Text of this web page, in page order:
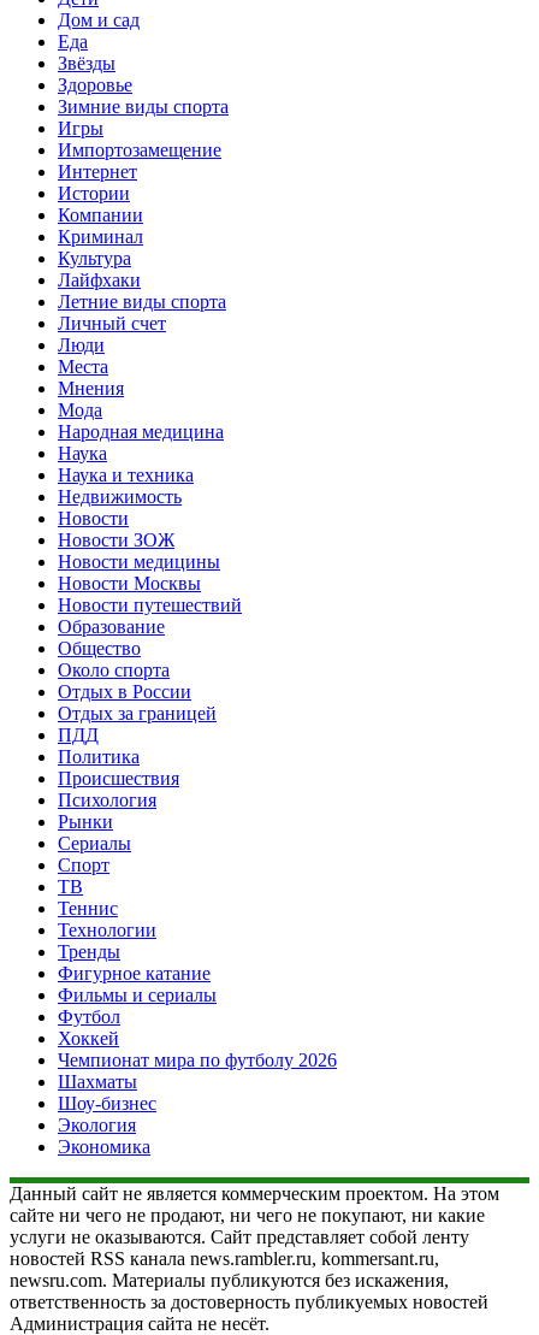
Дом и сад
Еда
Звёзды
Здоровье
Зимние виды спорта
Игры
Импортозамещение
Интернет
Истории
Компании
Криминал
Культура
Лайфхаки
Летние виды спорта
Личный счет
Люди
Места
Мнения
Мода
Народная медицина
Наука
Наука и техника
Недвижимость
Новости
Новости ЗОЖ
Новости медицины
Новости Москвы
Новости путешествий
Образование
Общество
Около спорта
Отдых в России
Отдых за границей
ПДД
Политика
Происшествия
Психология
Рынки
Сериалы
Спорт
ТВ
Теннис
Технологии
Тренды
Фигурное катание
Фильмы и сериалы
Футбол
Хоккей
Чемпионат мира по футболу 2026
Шахматы
Шоу-бизнес
Экология
Экономика
Данный сайт не является коммерческим проектом. На этом
сайте ни чего не продают, ни чего не покупают, ни какие
услуги не оказываются. Сайт представляет собой ленту
новостей RSS канала news.rambler.ru, kommersant.ru,
newsru.com. Материалы публикуются без искажения,
ответственность за достоверность публикуемых новостей
Администрация сайта не несёт.